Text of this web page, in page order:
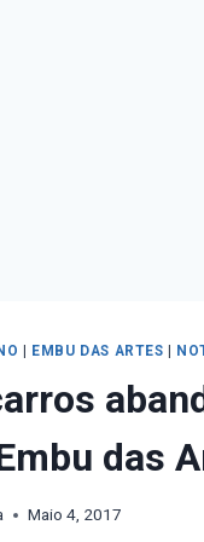
| EMBU DAS ARTES |
das
Maio 4, 2017